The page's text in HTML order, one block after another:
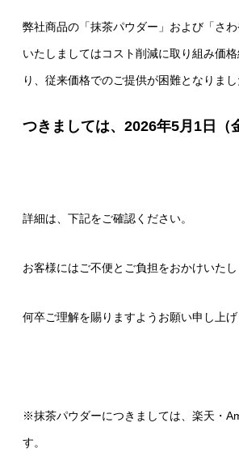
弊社商品の「抹茶パウダー」および「さ
いたしましてはコスト削減に取り組み価
り、従来価格でのご提供が困難となりまし
つきましては、2026年5月1日（
詳細は、下記をご確認ください。
お客様にはご不便とご負担をおかけいた
何卒ご理解を賜りますようお願い申し上げ
※抹茶パウダーにつきましては、楽天・
す。